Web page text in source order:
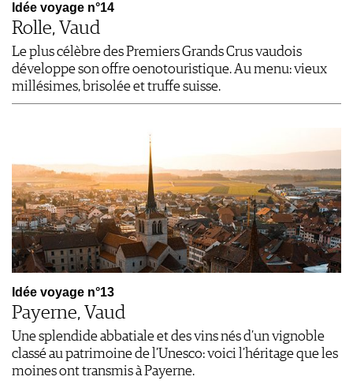
Idée voyage n°14
Rolle, Vaud
Le plus célèbre des Premiers Grands Crus vaudois
développe son offre oenotouristique. Au menu: vieux
millésimes, brisolée et truffe suisse.
Idée voyage n°13
Payerne, Vaud
Une splendide abbatiale et des vins nés d’un vignoble
classé au patrimoine de l’Unesco: voici l’héritage que les
moines ont transmis à Payerne.